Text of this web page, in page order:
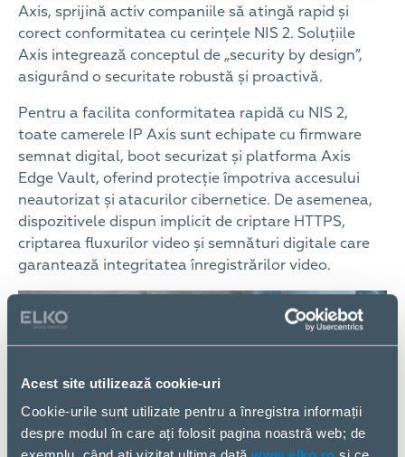
Acest site utilizează cookie-uri
Cookie-urile sunt utilizate pentru a înregistra informații
despre modul în care ați folosit pagina noastră web; de
Axis, sprijină activ companiile să atingă rapid și
corect conformitatea cu cerințele NIS 2. Soluțiile
Axis integrează conceptul de „security by design”,
asigurând o securitate robustă și proactivă.
Pentru a facilita conformitatea rapidă cu NIS 2,
toate camerele IP Axis sunt echipate cu firmware
semnat digital, boot securizat și platforma Axis
Edge Vault, oferind protecție împotriva accesului
neautorizat și atacurilor cibernetice. De asemenea,
dispozitivele dispun implicit de criptare HTTPS,
criptarea fluxurilor video și semnături digitale care
garantează integritatea înregistrărilor video.